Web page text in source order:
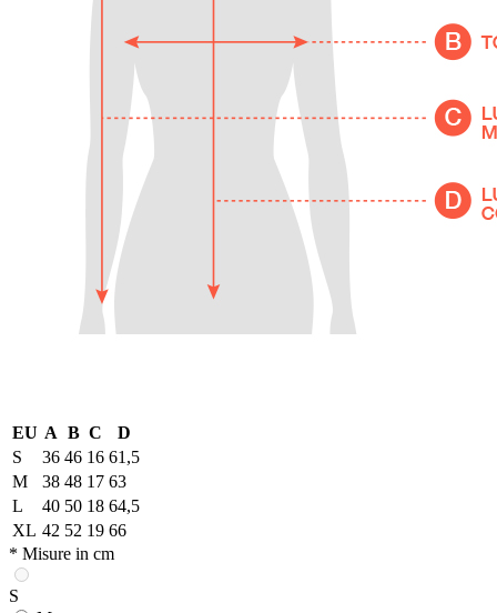
EU A B C
D
S
36 46 16 61,5
M
38 48 17 63
L
40 50 18 64,5
XL 42 52 19 66
* Misure in cm
S